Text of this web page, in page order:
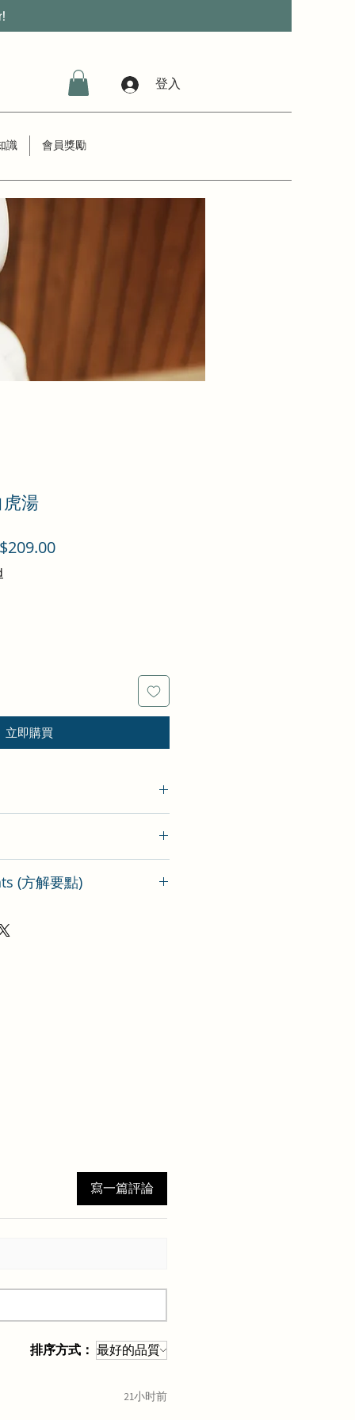
登入
識 會員獎勵
虎湯
促
立即購買
(方解要點)
寫一篇評論
排序方式：
21小时前